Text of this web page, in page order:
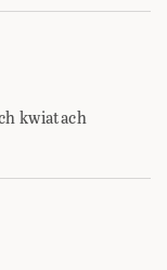
kwiatach